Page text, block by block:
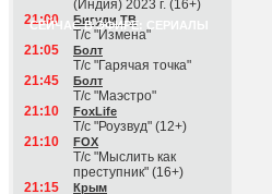
(Индия) 2023 г. (16+)
СЕЙЧАС В ЭФИРЕ: СЕРИАЛЫ
21:00 Бигуди ТВ
Т/с "Измена"
21:05
Болт
Т/с "Гарячая точка"
21:45
Болт
Т/с "Маэстро"
21:10
FoxLife
Т/с "Роузвуд" (12+)
21:10
FOX
Т/с "Мыслить как
преступник" (16+)
21:15
Крым